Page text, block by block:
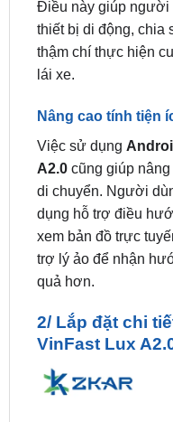
thậm chí thực hiện
lái xe.
Nâng cao tính tiện
A2.0cũng giúp nâng
di chuyển. Người
dụng hỗ trợ điều
xem bản đồ trực
trợ lý ảo để nhận
quả hơn.
2/ Lắp đặt chi